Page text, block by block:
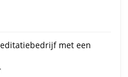
met een